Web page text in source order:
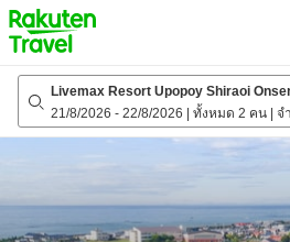
to
top
page
Livemax Resort Upopoy Shiraoi
21/8/2026 - 22/8/2026 ทั้งหมด 2 คน จ